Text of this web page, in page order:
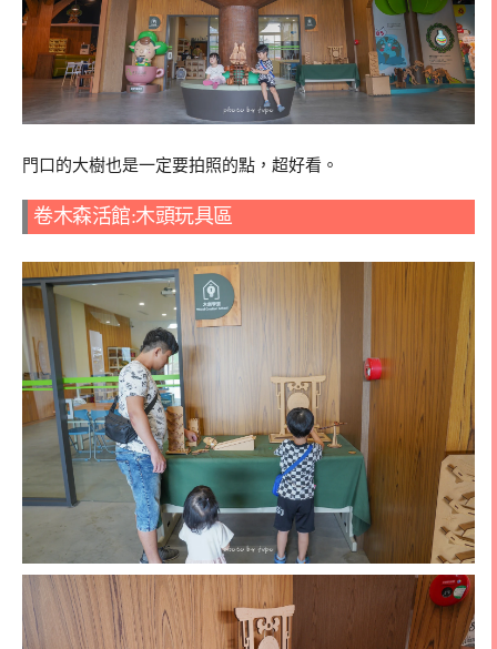
門口的大樹也是一定要拍照的點，超好看。
卷木森活館:木頭玩具區